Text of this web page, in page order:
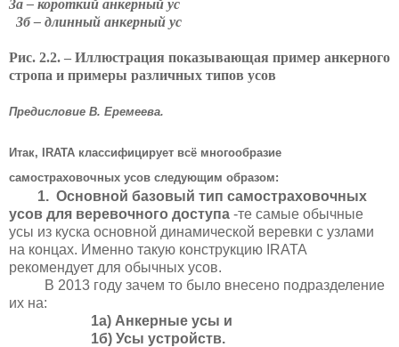
3а – короткий анкерный ус
3б – длинный анкерный ус
Рис. 2.2. – Иллюстрация показывающая пример анкерного
стропа и примеры различных типов усов
Предисловие В. Еремеева.
Итак, IRATA классифицирует всё многообразие
самостраховочных усов следующим образом:
1. Основной базовый тип самостраховочных
усов для веревочного доступа -те самые обычные
усы из куска основной динамической веревки с узлами
на концах. Именно такую конструкцию IRATA
рекомендует для обычных усов.
В 2013 году зачем то было внесено подразделение
их на:
1а) Анкерные усы и
1б) Усы устройств.